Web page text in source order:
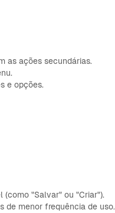
as ações secundárias.
e opções.
"Salvar" ou "Criar").
de menor frequência de uso.